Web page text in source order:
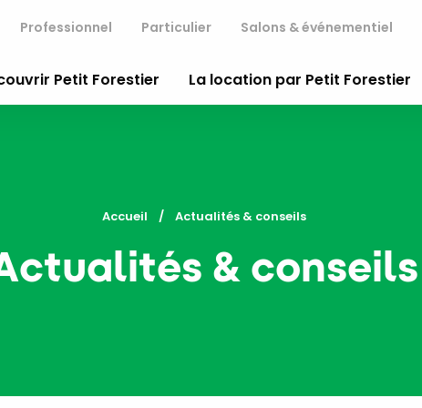
Professionnel Particulier Salons & événementiel
Petit Forestier La location par Petit Forestier
Accueil Current:
Actualités & conseils
& conseils